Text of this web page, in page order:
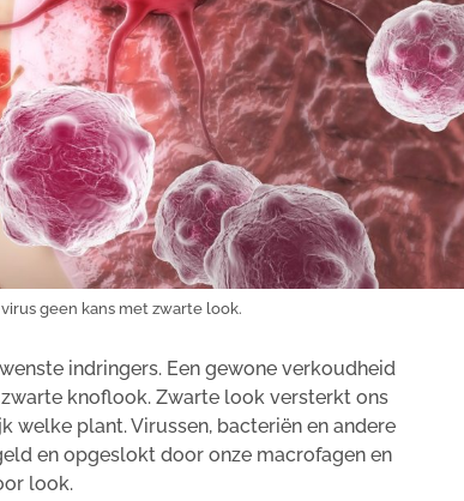
geen kans met zwarte look.
indringers. Een gewone verkoudheid
knoflook. Zwarte look versterkt ons
plant. Virussen, bacteriën en andere
en opgeslokt door onze macrofagen en
look.